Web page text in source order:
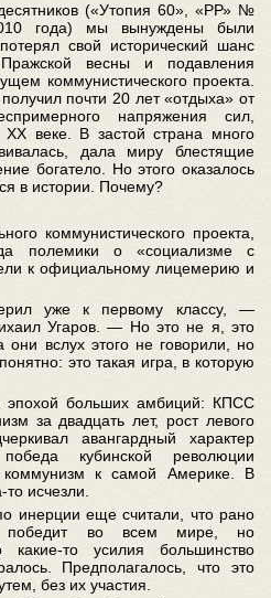
(«Утопия 60», «РР» №
года) мы вынуждены были
свой исторический шанс
весны и подавления
коммунистического проекта.
почти 20 лет «отдыха» от
напряжения сил,
веке. В застой страна много
дала миру блестящие
богатело. Но этого оказалось
в истории. Почему?
коммунистического проекта,
полемики о «социализме с
к официальному лицемерию и
уже к первому классу, —
Угаров. — Но это не я, это
они вслух этого не говорили, но
это такая игра, в которую
эпохой больших амбиций: КПСС
за двадцать лет, рост левого
авангардный характер
победа кубинской революции
коммунизм к самой Америке. В
то исчезли.
инерции еще считали, что рано
победит во всем мире, но
какие-то усилия большинство
Предполагалось, что это
без их участия.